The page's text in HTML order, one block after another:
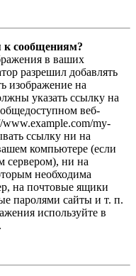
к сообщениям?
в ваших
разрешил добавлять
изображение на
указать ссылку на
веб-
my-
ссылку ни на
компьютере (если
сервером), ни на
необходима
на почтовые ящики
паролями сайты и т. п.
используйте в